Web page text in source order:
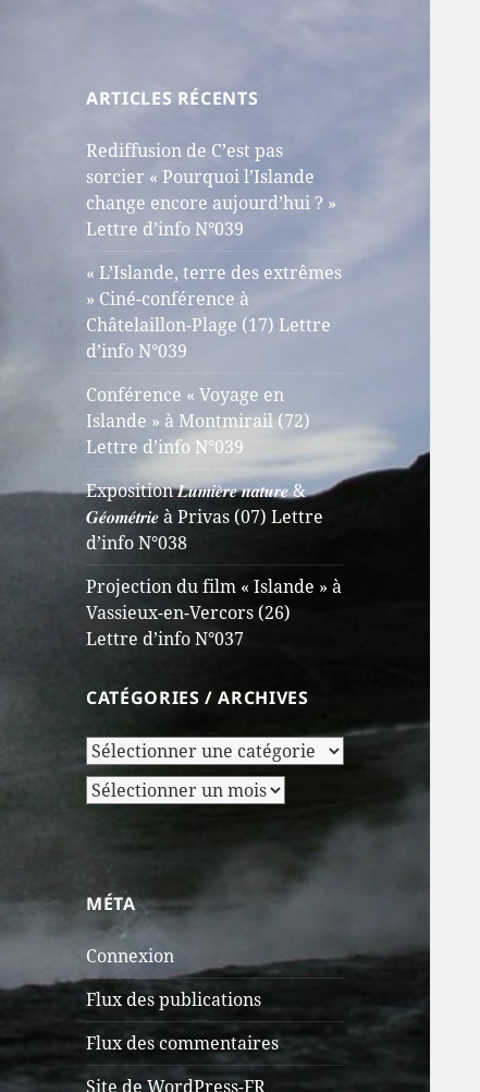
ARTICLES RÉCENTS
Rediffusion de C’est pas
sorcier « Pourquoi l’Islande
change encore aujourd’hui ? »
Lettre d’info N°039
« L’Islande, terre des extrêmes
» Ciné-conférence à
Châtelaillon-Plage (17) Lettre
d’info N°039
Conférence « Voyage en
Islande » à Montmirail (72)
Lettre d’info N°039
Exposition 𝑳𝒖𝒎𝒊𝒆̀𝒓𝒆 𝒏𝒂𝒕𝒖𝒓𝒆 &
𝑮𝒆́𝒐𝒎𝒆́𝒕𝒓𝒊𝒆 à Privas (07) Lettre
d’info N°038
Projection du film « Islande » à
Vassieux-en-Vercors (26)
Lettre d’info N°037
CATÉGORIES / ARCHIVES
Catégories
/
Archives
Archives
MÉTA
Connexion
Flux des publications
Flux des commentaires
Site de WordPress-FR